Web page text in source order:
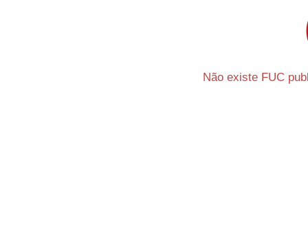
Não existe FUC